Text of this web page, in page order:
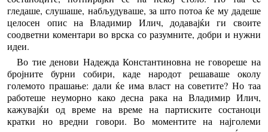
гледаше, слушаше, набљудуваше, за што потоа ќе му дадеше
целосен опис на Владимир Илич, додавајќи ги своите
соодветни коментари во врска со разумните, добри и нужни
идеи.
Во тие денови Надежда Константиновна не говореше на
бројните бурни собири, каде народот решаваше околу
големото прашање: дали ќе има власт на советите? Но таа
работеше неуморно како десна рака на Владимир Илич,
кажувајќи од време на време на партиските состаноци
кратки но вредни говори. Во моментите на најголеми